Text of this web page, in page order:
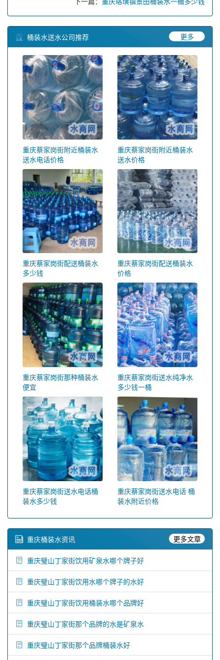
桶装水送水公司推荐 更多
重庆蔡家岗街附近桶装水
送水电话价格
重庆蔡家岗街附近桶装水
送水价格
重庆蔡家岗街配送桶装水
多少钱
重庆蔡家岗街配送桶装水
价格
重庆蔡家岗街那种桶装水
便宜
重庆蔡家岗街送水纯净水
多少钱一桶
重庆蔡家岗街送水电话桶
装水多少钱
重庆蔡家岗街送水电话 桶
装水附近价格
重庆桶装水资讯 更多文章
重庆璧山丁家街饮用矿泉水哪个牌子好
重庆璧山丁家街饮用水哪个牌子的水好
重庆璧山丁家街饮用桶装水哪个品牌好
重庆璧山丁家街那个品牌的水是矿泉水
重庆璧山丁家街那个品牌桶装水好